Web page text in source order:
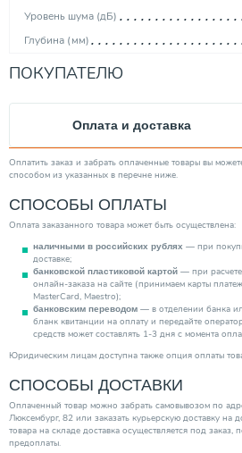
Уровень шума (дБ)
Глубина (мм)
Вид насоса
Диаметр выходного отверстия
Минимальная рабочая температура (°С)
Механизм насоса
Максимальная производительность (м3/ч)
Тип ротора
Тип выключателя
Защита сухого хода
Тип вход. напряжения
Повышение давления
Тип эжектора
Категория
ПОКУПАТЕЛЮ
Оплата и доставка
Оплатить заказ и забрать оплаченные товары вы
способом из указанных в перечне ниже.
СПОСОБЫ ОПЛАТЫ
Оплата заказанного товара может быть осуществлена:
наличными в российских рублях — при
доставке;
банковской пластиковой картой — при
онлайн-заказа на сайте (принимаем карты
MasterCard, Maestro);
банковским переводом — в отделении банка
бланк квитанции на оплату и передайте
средств может составлять 1-3 дня с момента
Юридическим лицам доступна также опция оплаты
СПОСОБЫ ДОСТАВКИ
Оплаченный товар можно забрать самовывозом по
Люксембург, 82 или заказать курьерскую доставку на
товара на складе доставка осуществляется под заказ,
предоплаты.